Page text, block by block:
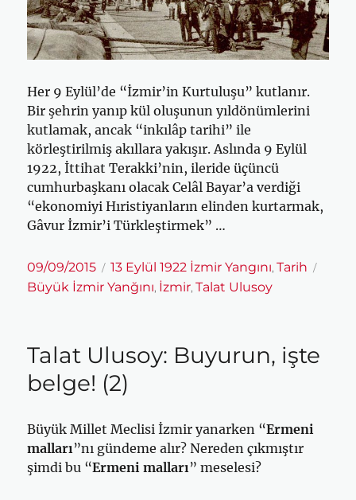
Her 9 Eylül’de “İzmir’in Kurtuluşu” kutlanır.
Bir şehrin yanıp kül oluşunun yıldönümlerini
kutlamak, ancak “inkılâp tarihi” ile
körleştirilmiş akıllara yakışır. Aslında 9 Eylül
1922, İttihat Terakki’nin, ileride üçüncü
cumhurbaşkanı olacak Celâl Bayar’a verdiği
“ekonomiyi Hıristiyanların elinden kurtarmak,
Gâvur İzmir’i Türkleştirmek” …
Yayın
tarihi
09/09/2015 Kategoriler
13 Eylül 1922 İzmir Yangını,Tarih
Büyük İzmir Yanğını, İzmir,Talat Ulusoy
Talat Ulusoy: Buyurun, işte
belge! (2)
Büyük Millet Meclisi İzmir yanarken “Ermeni
malları”nı gündeme alır? Nereden çıkmıştır
şimdi bu “Ermeni malları” meselesi?